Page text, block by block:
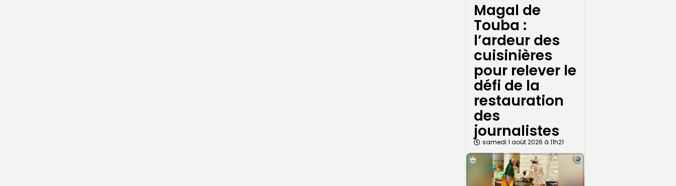
Magal de
Touba :
l’ardeur des
cuisinières
pour relever le
défi de la
restauration
des
journalistes
samedi 1 août 2026 à 11h21